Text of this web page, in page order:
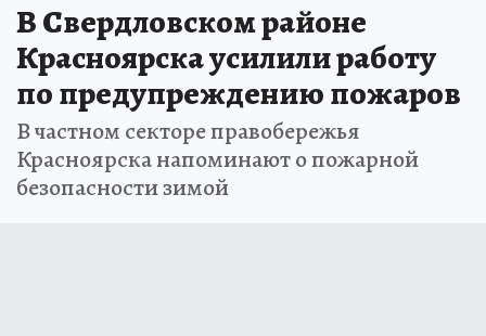
В Свердловском районе
Красноярска усилили работу
по предупреждению пожаров
В частном секторе правобережья
Красноярска напоминают о пожарной
безопасности зимой